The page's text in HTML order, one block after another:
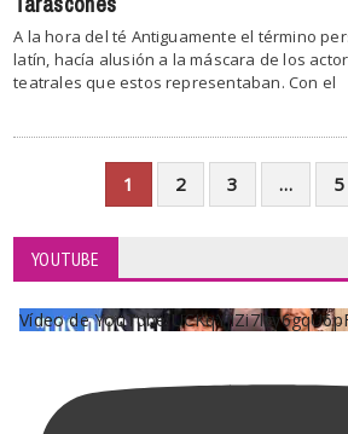
A la hora del té Antiguamente el término
latín, hacía alusión a la máscara de los
teatrales que estos representaban. Con el
1 2 3 … 5
YOUTUBE
Vídeo de YouTube